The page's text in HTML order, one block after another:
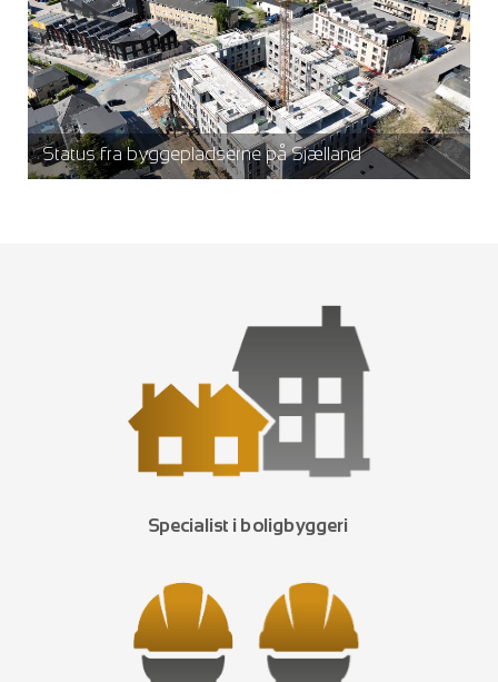
Status fra byggepladserne på Sjælland
Specialist i boligbyggeri